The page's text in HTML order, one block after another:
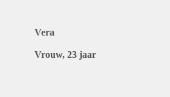
Vera
Vrouw, 23 jaar